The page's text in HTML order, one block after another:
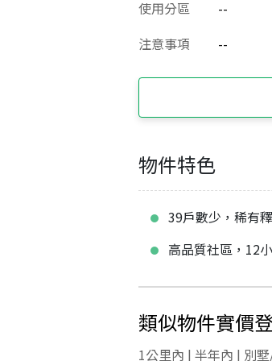
使用分區
--
注意事項
--
物件特色
39戶數少，稀有
高品質社區，12
類似物件實價
1公里內 | 半年內 | 別